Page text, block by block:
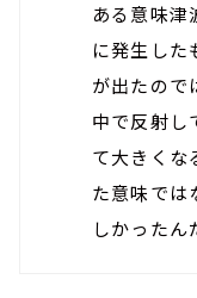
ある意味津
に発生した
が出たので
中で反射し
て大きくな
た意味では
しかったん